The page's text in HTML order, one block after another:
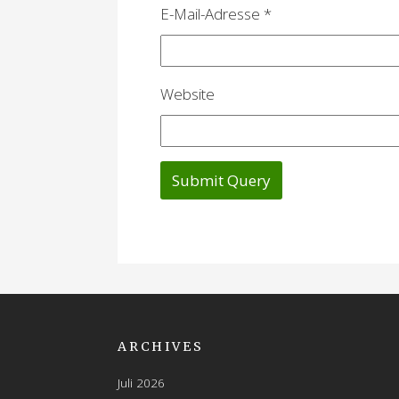
E-Mail-Adresse *
Website
ARCHIVES
Juli 2026